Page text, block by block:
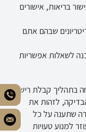
בריאות, אישורים
שבהם אתם
לשאלות אפשריות
בתהליך קבלת רישיון
לזהות את
שתענה על כל
למנוע טעויות